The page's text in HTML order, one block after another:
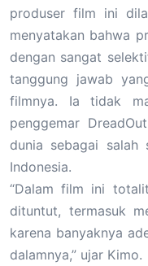
produser film ini
menyatakan bahwa
dengan sangat
tanggung jawab
filmnya. Ia tidak
penggemar
dunia sebagai
Indonesia.
“Dalam film ini
dituntut, termasuk
karena banyaknya
dalamnya,” ujar Kimo.